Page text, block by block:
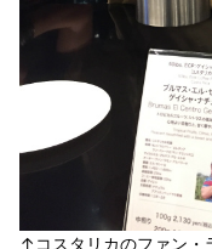
↑コスタリカのファン・